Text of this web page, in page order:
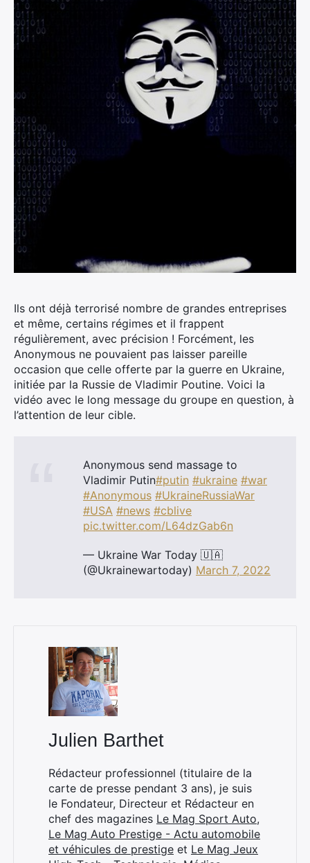
Ils ont déjà terrorisé nombre de grandes entreprises
et même, certains régimes et il frappent
régulièrement, avec précision ! Forcément, les
Anonymous ne pouvaient pas laisser pareille
occasion que celle offerte par la guerre en Ukraine,
initiée par la Russie de Vladimir Poutine. Voici la
vidéo avec le long message du groupe en question, à
l’attention de leur cible.
Anonymous send massage to
Vladimir Putin#putin #ukraine #war
#Anonymous #UkraineRussiaWar
#USA #news #cblive
pic.twitter.com/L64dzGab6n
— Ukraine War Today 🇺🇦
(@Ukrainewartoday) March 7, 2022
Julien Barthet
Rédacteur professionnel (titulaire de la
carte de presse pendant 3 ans), je suis
le Fondateur, Directeur et Rédacteur en
chef des magazines Le Mag Sport Auto,
Le Mag Auto Prestige - Actu automobile
et véhicules de prestige et Le Mag Jeux